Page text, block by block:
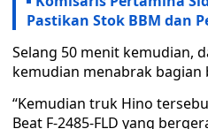
Pastikan Stok BBM dan
Selang 50 menit kemudian,
kemudian menabrak
“Kemudian truk Hino
Beat F-2485-FLD yang